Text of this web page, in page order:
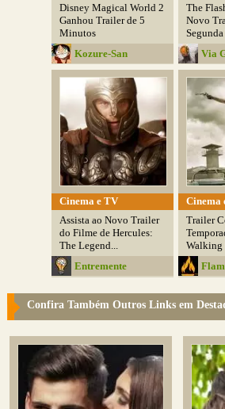
Disney Magical World 2
Ganhou Trailer de 5
Minutos
Kozure-San
The
Novo
Via
Cinema e TV
Assista ao Novo Trailer
do Filme de Hercules:
The Legend...
Entremente
Cinema
Trailer
Walking
Confira Também Outros Links em